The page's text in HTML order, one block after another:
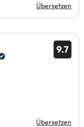
Übersetzen
9.7
Übersetzen